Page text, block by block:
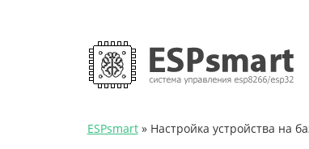
ESPsmart» Настройка устройства на